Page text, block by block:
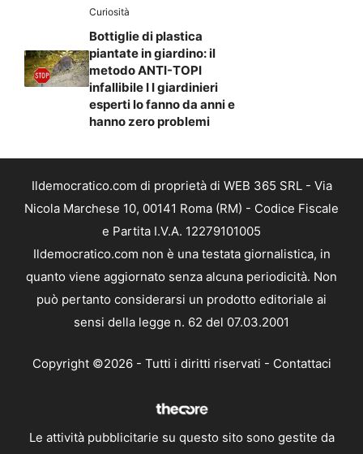
Curiosità
Bottiglie di plastica
piantate in giardino: il
metodo ANTI-TOPI
infallibile I I giardinieri
esperti lo fanno da anni e
hanno zero problemi
Ildemocratico.com di proprietà di WEB 365 SRL - Via
Nicola Marchese 10, 00141 Roma (RM) - Codice Fiscale
e Partita I.V.A. 12279101005
Ildemocratico.com non è una testata giornalistica, in
quanto viene aggiornato senza alcuna periodicità. Non
può pertanto considerarsi un prodotto editoriale ai
sensi della legge n. 62 del 07.03.2001
Copyright ©2026 - Tutti i diritti riservati - Contattaci
Le attività pubblicitarie su questo sito sono gestite da